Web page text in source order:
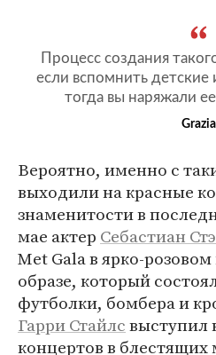
Процесс создания
если вспомнить детские
тогда вы наряжали
Grazia
Вероятно, именно с
выходили на красные
знаменитости в
мае актер Себастиан
Met Gala в ярко-
образе, который
футболки, бомбера и
Гарри Стайлсвыступил
концертов в